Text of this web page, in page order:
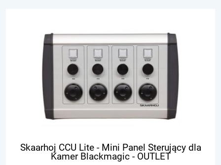
Skaarhoj CCU Lite - Mini Panel Sterujący dla
Kamer Blackmagic - OUTLET